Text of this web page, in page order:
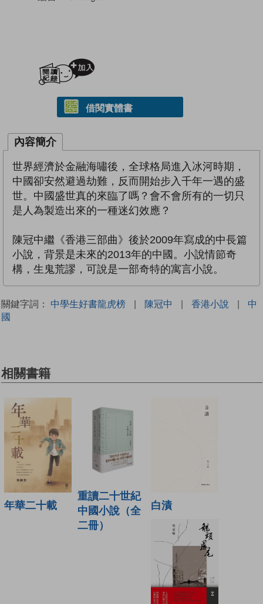
借閱實體書
內容簡介
世界經濟於金融海嘯後，全球格局進入冰河時期，
中國卻安然避過劫難，反而開始步入千年一遇的盛
世。中國盛世真的來臨了嗎？會不會所有的一切只
是人為製造出來的一種迷幻效應？
陳冠中繼《香港三部曲》後於2009年寫成的中長篇
小說，背景是未來的2013年的中國。小說情節奇
構，生鬼荒謬，可說是一部奇特的寓言小說。
關鍵字詞： 中學生好書龍虎榜 | 陳冠中 | 香港小說 |
中
國
相關書籍
年華二十載
重讀二十世紀
中國小說（全
二冊）
白漬